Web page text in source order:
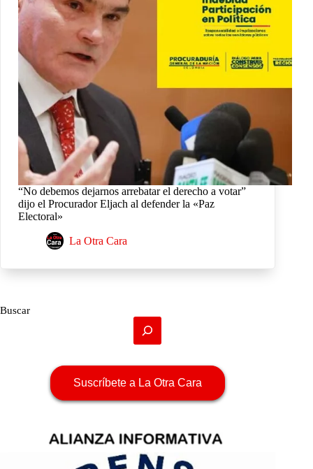
“No debemos dejarnos arrebatar el derecho a votar”
dijo el Procurador Eljach al defender la «Paz
Electoral»
La Otra Cara
Buscar
Suscríbete a La Otra Cara